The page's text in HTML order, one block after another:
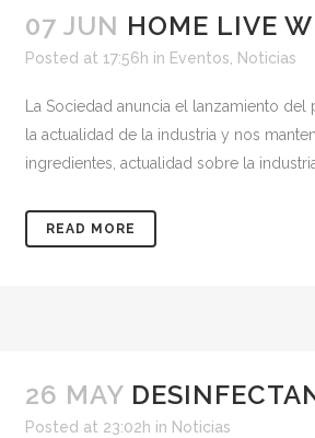
07 JUN HOME LIVE
Posted at 17:56h in Eventos, Noticias
La Sociedad anuncia el lanzamiento
la actualidad de la industria y nos
ingredientes, actualidad sobre la
READ MORE
26 MAY
Posted at 23:02h in Noticias